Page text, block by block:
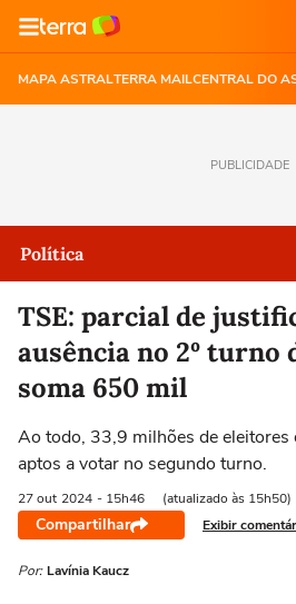
MAPA ASTRALTERRA MAILCENTRAL DO
PUBLICIDADE
Política
TSE: parcial de
ausência no 2º turno
soma 650 mil
Ao todo, 33,9 milhões de
aptos a votar no segundo turno.
27 out 2024 - 15h46 (atualizado às 15h50)
Compartilhar Exibir
Por: Lavínia Kaucz